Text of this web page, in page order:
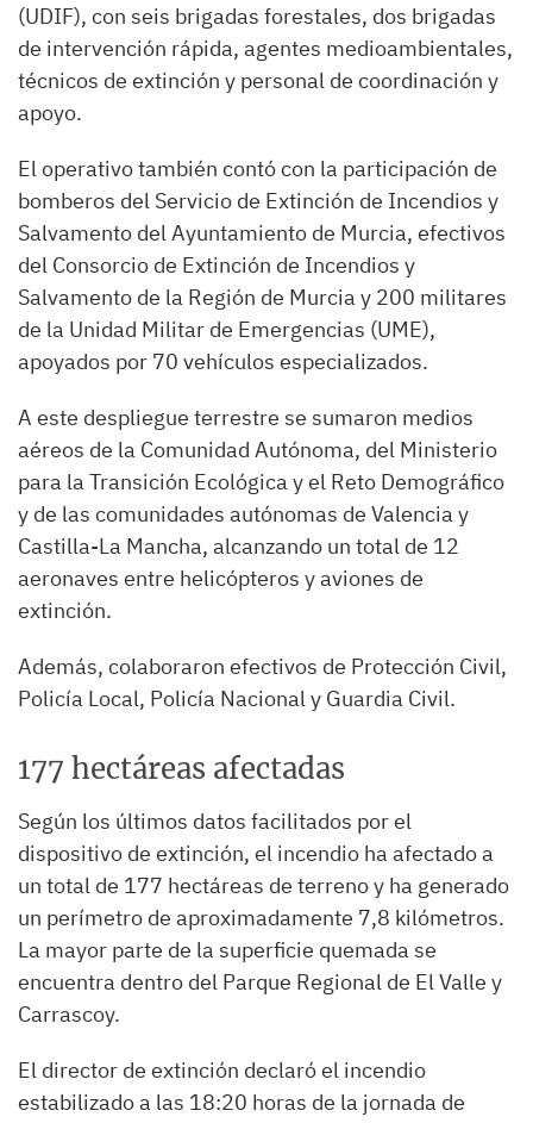
(UDIF), con seis brigadas forestales, dos brigadas
de intervención rápida, agentes medioambientales,
técnicos de extinción y personal de coordinación y
apoyo.
El operativo también contó con la participación de
bomberos del Servicio de Extinción de Incendios y
Salvamento del Ayuntamiento de Murcia, efectivos
del Consorcio de Extinción de Incendios y
Salvamento de la Región de Murcia y 200 militares
de la Unidad Militar de Emergencias (UME),
apoyados por 70 vehículos especializados.
A este despliegue terrestre se sumaron medios
aéreos de la Comunidad Autónoma, del Ministerio
para la Transición Ecológica y el Reto Demográfico
y de las comunidades autónomas de Valencia y
Castilla-La Mancha, alcanzando un total de 12
aeronaves entre helicópteros y aviones de
extinción.
Además, colaboraron efectivos de Protección Civil,
Policía Local, Policía Nacional y Guardia Civil.
177 hectáreas afectadas
Según los últimos datos facilitados por el
dispositivo de extinción, el incendio ha afectado a
un total de 177 hectáreas de terreno y ha generado
un perímetro de aproximadamente 7,8 kilómetros.
La mayor parte de la superficie quemada se
encuentra dentro del Parque Regional de El Valle y
Carrascoy.
El director de extinción declaró el incendio
estabilizado a las 18:20 horas de la jornada de